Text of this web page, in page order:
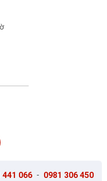
441 066 - 0981 306 450